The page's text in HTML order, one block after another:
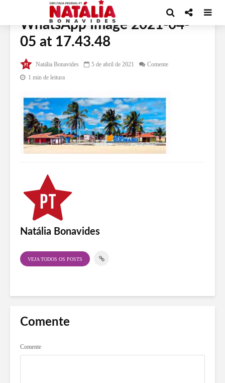
WhatsApp Image 2021-04-
05 at 17.43.48
Natália Bonavides 5 de abril de 2021
Comente
1 min de leitura
Natália Bonavides
VEJA TODOS OS POSTS
Comente
Comente